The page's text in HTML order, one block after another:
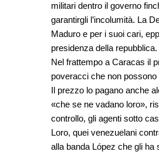
militari dentro il governo
garantirgli l’incolumità. La
Maduro e per i suoi cari,
presidenza della repubblica.
Nel frattempo a Caracas il
poveracci che non
Il prezzo lo pagano anche
«che se ne vadano loro»,
controllo, gli agenti sotto
Loro, quei venezuelani
alla banda López che gli ha